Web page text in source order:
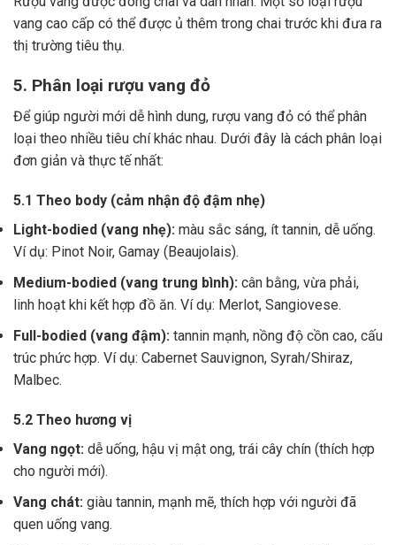
vang cao cấp có thể được ủ thêm trong chai trước khi đưa ra
thị trường tiêu thụ.
5. Phân loại rượu vang đỏ
Để giúp người mới dễ hình dung, rượu vang đỏ có thể phân
loại theo nhiều tiêu chí khác nhau. Dưới đây là cách phân loại
đơn giản và thực tế nhất:
5.1 Theo body (cảm nhận độ đậm nhẹ)
Light-bodied (vang nhẹ): màu sắc sáng, ít tannin, dễ uống.
Ví dụ: Pinot Noir, Gamay (Beaujolais).
Medium-bodied (vang trung bình): cân bằng, vừa phải,
linh hoạt khi kết hợp đồ ăn. Ví dụ: Merlot, Sangiovese.
Full-bodied (vang đậm): tannin mạnh, nồng độ cồn cao, cấu
trúc phức hợp. Ví dụ: Cabernet Sauvignon, Syrah/Shiraz,
Malbec.
5.2 Theo hương vị
Vang ngọt: dễ uống, hậu vị mật ong, trái cây chín (thích hợp
cho người mới).
Vang chát: giàu tannin, mạnh mẽ, thích hợp với người đã
quen uống vang.